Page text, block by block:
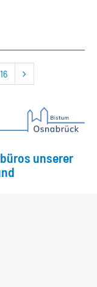
16
nächste
Seite
unserer